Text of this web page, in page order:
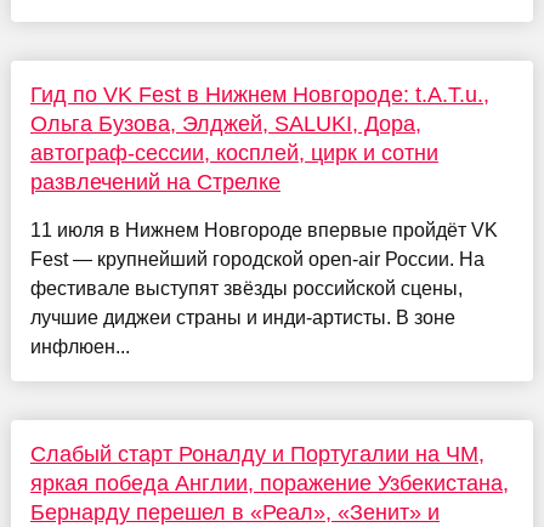
Гид по VK Fest в Нижнем Новгороде: t.A.T.u.,
Ольга Бузова, Элджей, SALUKI, Дора,
автограф-сессии, косплей, цирк и сотни
развлечений на Стрелке
11 июля в Нижнем Новгороде впервые пройдёт VK
Fest — крупнейший городской open-air России. На
фестивале выступят звёзды российской сцены,
лучшие диджеи страны и инди-артисты. В зоне
инфлюен...
Слабый старт Роналду и Португалии на ЧМ,
яркая победа Англии, поражение Узбекистана,
Бернарду перешел в «Реал», «Зенит» и